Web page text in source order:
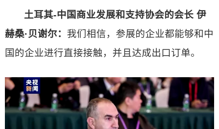
土耳其-中国商业发展和支持协会的会长 伊
赫桑·贝谢尔： 我们相信，参展的企业都能够和中
国的企业进行直接接触，并且达成出口订单。